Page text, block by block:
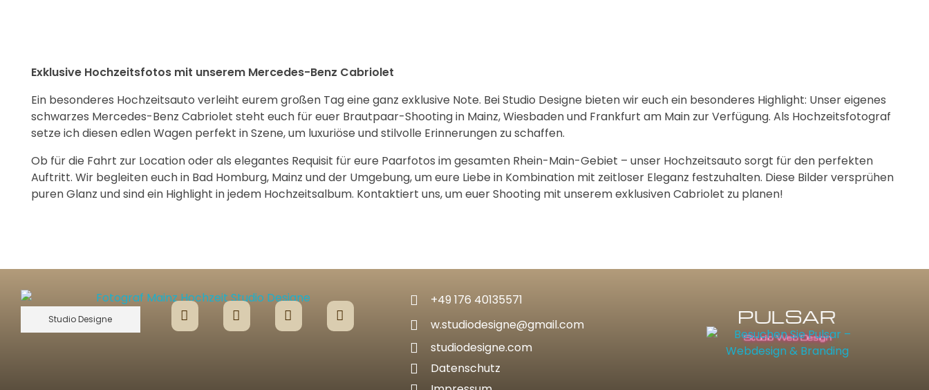
Exklusive Hochzeitsfotos mit unserem Mercedes-Benz Cabriolet
Ein besonderes Hochzeitsauto verleiht eurem großen Tag eine ganz exklusive Note. Bei Studio Designe bieten wir euch ein besonderes Highlight: Unser eigenes
schwarzes Mercedes-Benz Cabriolet steht euch für euer Brautpaar-Shooting in Mainz, Wiesbaden und Frankfurt am Main zur Verfügung. Als Hochzeitsfotograf
setze ich diesen edlen Wagen perfekt in Szene, um luxuriöse und stilvolle Erinnerungen zu schaffen.
Ob für die Fahrt zur Location oder als elegantes Requisit für eure Paarfotos im gesamten Rhein-Main-Gebiet – unser Hochzeitsauto sorgt für den perfekten
Auftritt. Wir begleiten euch in Bad Homburg, Mainz und der Umgebung, um eure Liebe in Kombination mit zeitloser Eleganz festzuhalten. Diese Bilder versprühen
puren Glanz und sind ein Highlight in jedem Hochzeitsalbum. Kontaktiert uns, um euer Shooting mit unserem exklusiven Cabriolet zu planen!
Studio Designe
+49 176 40135571
w.studiodesigne@gmail.com
studiodesigne.com
Datenschutz
PUL SAR
Studio Web Design